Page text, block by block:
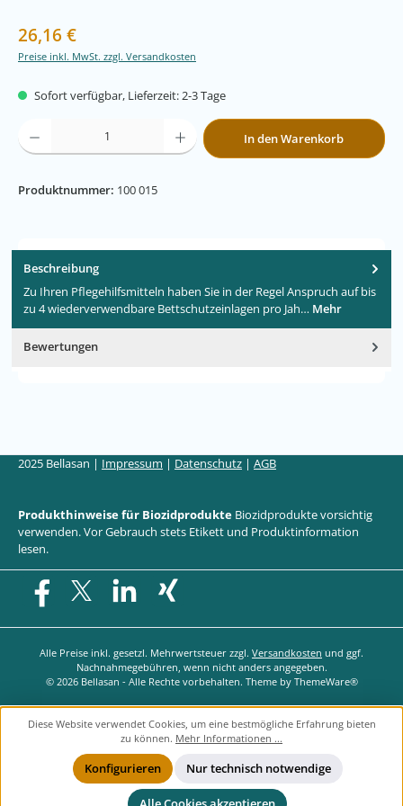
Regulärer Preis:
26,16 €
Preise inkl. MwSt. zzgl. Versandkosten
Sofort verfügbar, Lieferzeit: 2-3 Tage
Produkt Anzahl: Gib den gewünschten Wert ein oder benutze die Schaltflächen
In den Warenkorb
Produktnummer: 100 015
Beschreibung
Zu Ihren Pflegehilfsmitteln haben Sie in der Regel Anspruch auf bis
zu 4 wiederverwendbare Bettschutzeinlagen pro Jah… Mehr
Bewertungen
2025 Bellasan | Impressum | Datenschutz | AGB
Produkthinweise für Biozidprodukte Biozidprodukte vorsichtig
verwenden. Vor Gebrauch stets Etikett und Produktinformation
lesen.
Facebook X / Twitter LinkedIn Xing
Alle Preise inkl. gesetzl. Mehrwertsteuer zzgl. Versandkosten und ggf.
Nachnahmegebühren, wenn nicht anders angegeben.
© 2026 Bellasan - Alle Rechte vorbehalten. Theme by ThemeWare®
Diese Website verwendet Cookies, um eine bestmögliche Erfahrung bieten
zu können. Mehr Informationen ...
Nur technisch notwendige
Konfigurieren